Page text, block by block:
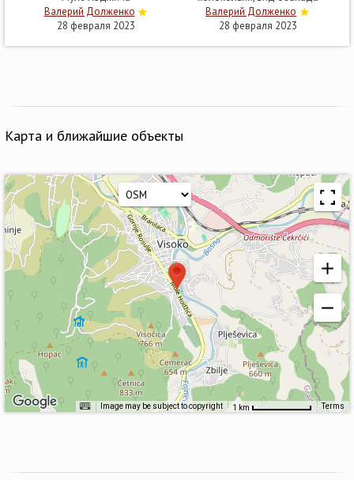
Валерий Долженко
28 февраля 2023
Валерий Долженко
28 февраля 2023
Карта и ближайшие объекты
Image may be subject to copyright 1 km Terms